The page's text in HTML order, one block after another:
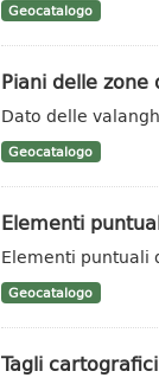
Geocatalogo
Piani delle
Dato delle
Geocatalogo
Elementi
Elementi puntuali
Geocatalogo
Tagli